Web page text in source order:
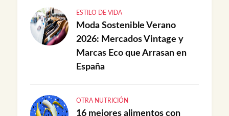
ESTILO DE VIDA
Moda Sostenible Verano
2026: Mercados Vintage y
Marcas Eco que Arrasan en
España
OTRA NUTRICIÓN
16 mejores alimentos con